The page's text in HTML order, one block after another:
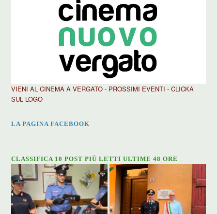
VIENI AL CINEMA A VERGATO - PROSSIMI EVENTI - CLICKA
SUL LOGO
LA PAGINA FACEBOOK
CLASSIFICA 10 POST PIÙ LETTI ULTIME 48 ORE